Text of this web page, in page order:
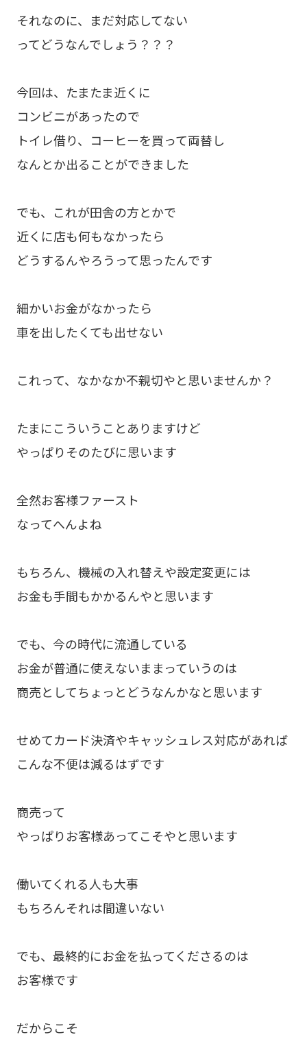
それなのに、まだ対応してない
ってどうなんでしょう？？？
今回は、たまたま近くに
コンビニがあったので
トイレ借り、コーヒーを買って両替し
なんとか出ることができました
でも、これが田舎の方とかで
近くに店も何もなかったら
どうするんやろうって思ったんです
細かいお金がなかったら
車を出したくても出せない
これって、なかなか不親切やと思いませんか？
たまにこういうことありますけど
やっぱりそのたびに思います
全然お客様ファースト
なってへんよね
もちろん、機械の入れ替えや設定変更には
お金も手間もかかるんやと思います
でも、今の時代に流通している
お金が普通に使えないままっていうのは
商売としてちょっとどうなんかなと思います
せめてカード決済やキャッシュレス対応があれば
こんな不便は減るはずです
商売って
やっぱりお客様あってこそやと思います
働いてくれる人も大事
もちろんそれは間違いない
でも、最終的にお金を払ってくださるのは
お客様です
だからこそ